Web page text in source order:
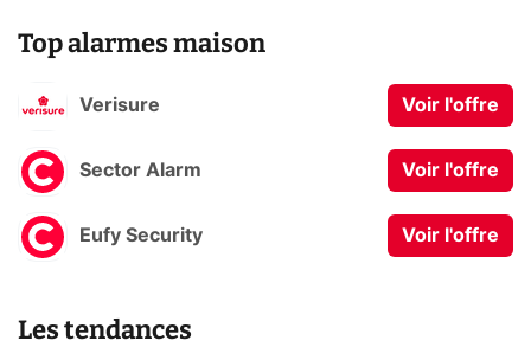
Top alarmes maison
Verisure Voir l'offre
Sector Alarm Voir l'offre
Eufy Security Voir l'offre
Les tendances